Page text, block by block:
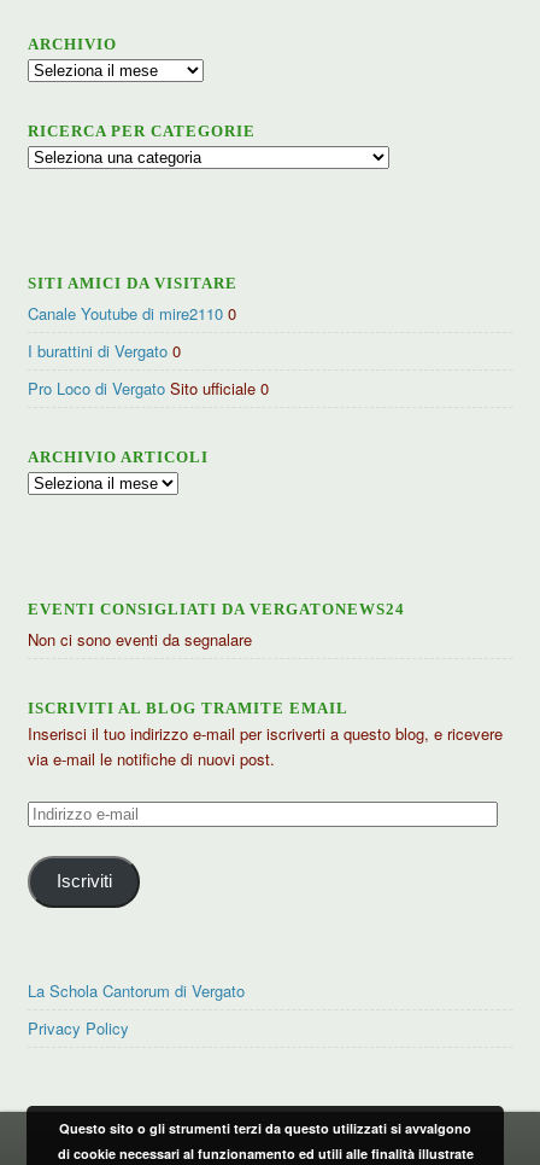
ARCHIVIO
Archivio
RICERCA PER CATEGORIE
Ricerca
SITI AMICI DA VISITARE
Canale Youtube di mire2110 0
I burattini di Vergato 0
Pro Loco di Vergato Sito ufficiale 0
ARCHIVIO ARTICOLI
Archivio
EVENTI CONSIGLIATI DA VERGATONEWS24
Non ci sono eventi da segnalare
ISCRIVITI AL BLOG TRAMITE EMAIL
Inserisci il tuo indirizzo e-mail per iscriverti a questo blog, e ricevere
via e-mail le notifiche di nuovi post.
Indirizzo
mail
Iscriviti
La Schola Cantorum di Vergato
Privacy Policy
PRIVACY POLICY
Questo sito o gli strumenti terzi da questo utilizzati si avvalgono
di cookie necessari al funzionamento ed utili alle finalità illustrate